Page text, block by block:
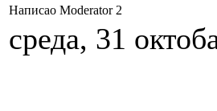
Написао Moderator 2
среда, 31